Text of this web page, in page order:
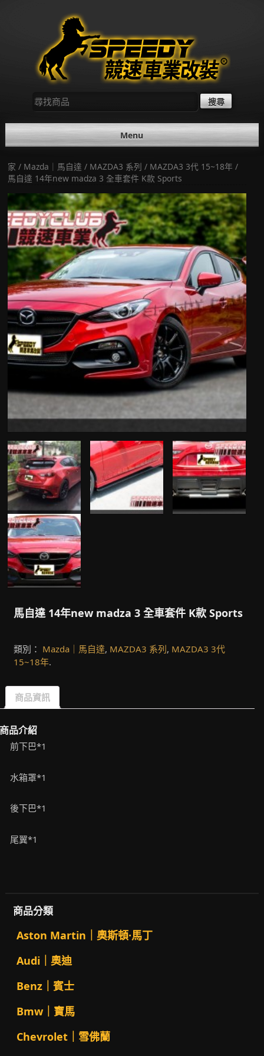
尋
找：
Menu
家 / Mazda｜馬自達 / MAZDA3 系列 / MAZDA3 3代 15~18年 /
馬自達 14年new madza 3 全車套件 K款 Sports
馬自達 14年new madza 3 全車套件 K款 Sports
類別： Mazda｜馬自達, MAZDA3 系列, MAZDA3 3代
15~18年.
商品資訊
品介紹
前下巴*1
水箱罩*1
後下巴*1
尾翼*1
商品分類
Aston Martin｜奧斯頓·馬丁
Audi｜奧迪
Benz｜賓士
Bmw｜寶馬
Chevrolet｜雪佛蘭